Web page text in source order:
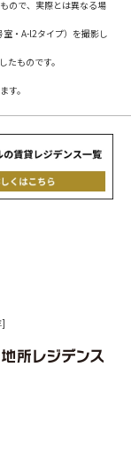
ので、実際とは異なる場
・A-l2タイプ）を撮影し
ものです。
す。
]